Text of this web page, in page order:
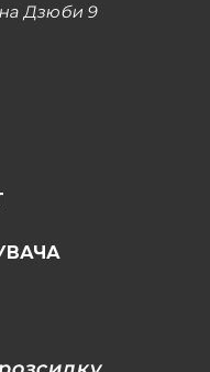
Дзюби 9